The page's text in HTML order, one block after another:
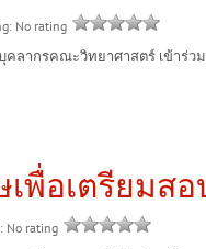
No rating
คณะวิทยาศาสตร์ เข้าร่วม
อเตรียมสอบ
No rating